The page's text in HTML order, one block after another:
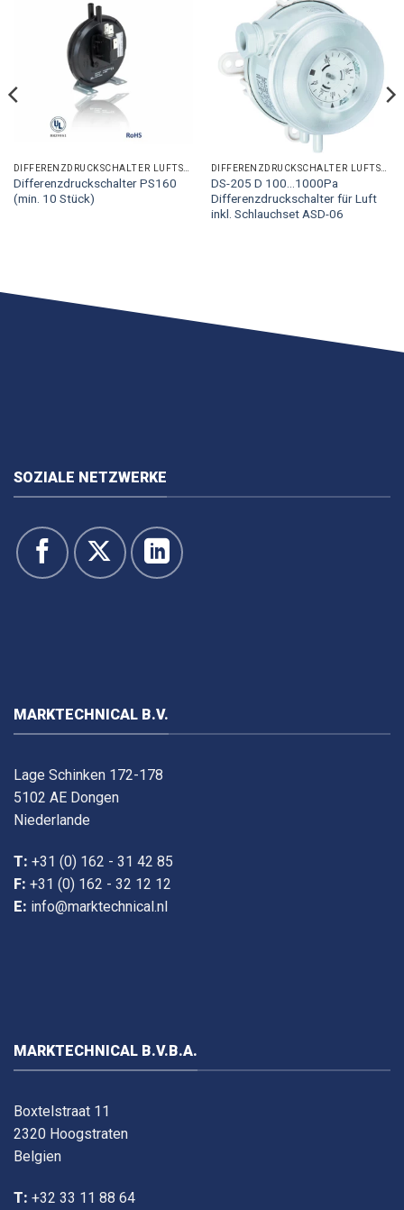
Differenzdruckschalter PS160
(min. 10 Stück)
DS-205 D 100...1000Pa
Differenzdruckschalter für Luft
inkl. Schlauchset ASD-06
SOZIALE NETZWERKE
MARKTECHNICAL B.V.
Lage Schinken 172-178
5102 AE Dongen
Niederlande
T: +31 (0) 162 - 31 42 85
F: +31 (0) 162 - 32 12 12
E: info@marktechnical.nl
MARKTECHNICAL B.V.B.A.
Boxtelstraat 11
2320 Hoogstraten
Belgien
T: +32 33 11 88 64